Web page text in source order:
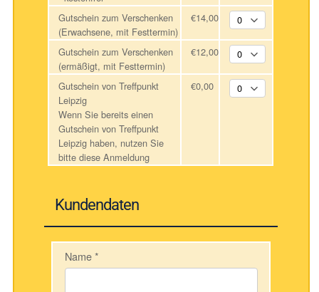
Gutschein zum Verschenken
(Erwachsene, mit Festtermin)
€14,00
Gutschein zum Verschenken
(ermäßigt, mit Festtermin)
€12,00
Gutschein von Treffpunkt
Leipzig
Wenn Sie bereits einen
Gutschein von Treffpunkt
Leipzig haben, nutzen Sie
bitte diese Anmeldung
€0,00
Kundendaten
Name*